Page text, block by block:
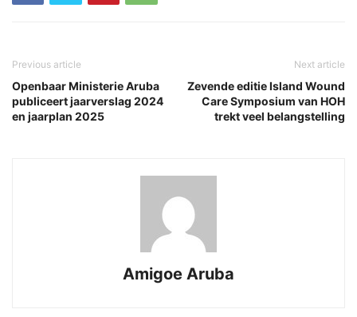
Previous article
Openbaar Ministerie Aruba
publiceert jaarverslag 2024
en jaarplan 2025
Next article
Zevende editie Island Wound
Care Symposium van HOH
trekt veel belangstelling
Amigoe Aruba